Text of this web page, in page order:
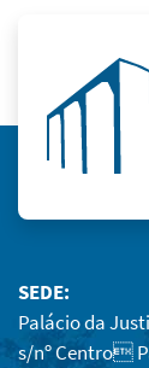
SEDE:
Palácio da
s/nº Centro